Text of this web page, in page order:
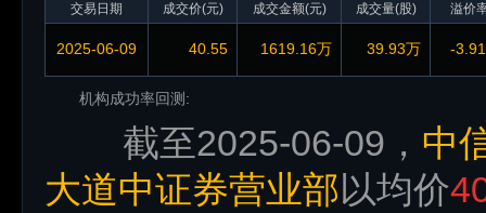
交易日期 成交价(元) 成交金额(元) 成交量(股) 溢价
2025-06-09 40.55 1619.16万 39.93万 -
机构成功率回测:
截至2025-06-09， 中
大道中证券营业部 以均价